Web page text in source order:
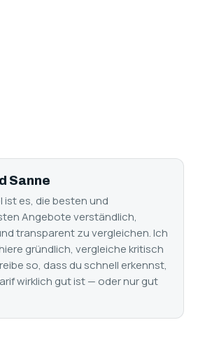
Sanne
ist es, die besten und
Angebote verständlich,
transparent zu vergleichen. Ich
gründlich, vergleiche kritisch
so, dass du schnell erkennst,
wirklich gut ist — oder nur gut